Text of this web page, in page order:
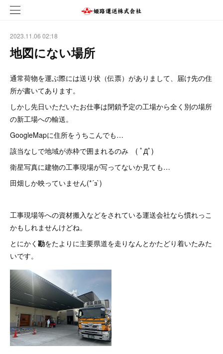
2023.11.06 02:18
地図にない場所
通常荷物を運ぶ際には送り状（伝票）がありまして、届け先の住
所が書いてあります。
しかし先日いただいたお仕事は閉鎖予定の工場から全く別の場所
の新工場への輸送。
GoogleMapに住所をうちこんでも…
該当なしで地域が赤枠で囲まれるのみ ( ﾟДﾟ)
衛星写真に建物の工事現場が写ってないか見ても…
田畑しか映っていません(*´з`)
工事現場等への資材搬入などをされている運送会社なら慣れっこ
かもしれませんけどね。
とにかく 勘をたよりに主要県道を走りなんとかたどり着いたみた
いです。